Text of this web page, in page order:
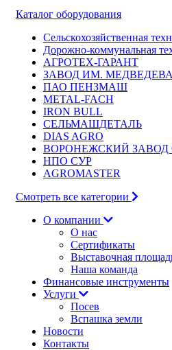
Каталог оборудования
Сельскохозяйственная
Дорожно-коммунальная
АГРОТЕХ-ГАРАНТ
ЗАВОД ИМ. МЕДВЕДЕВА
ПАО ПЕНЗМАШ
METAL-FACH
IRON BULL
СЕЛЬМАШДЕТАЛЬ
DIAS AGRO
ВОРОНЕЖСКИЙ
НПО СУР
AGROMASTER
Смотреть все категории
О компании
О нас
Сертификаты
Выставочная
Наша команда
Финансовые инструменты
Услуги
Посев
Вспашка земли
Новости
Контакты